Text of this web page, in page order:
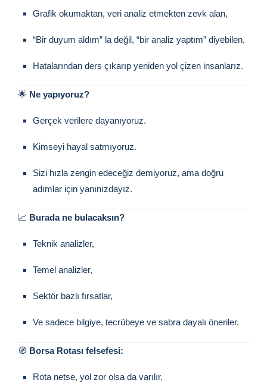
Grafik okumaktan, veri analiz etmekten zevk alan,
“Bir duyum aldım” la değil, “bir analiz yaptım” diyebilen,
Hatalarından ders çıkarıp yeniden yol çizen insanlarız.
🌟 Ne yapıyoruz?
Gerçek verilere dayanıyoruz.
Kimseyi hayal satmıyoruz.
Sizi hızla zengin edeceğiz demiyoruz, ama doğru
adımlar için yanınızdayız.
📈 Burada ne bulacaksın?
Teknik analizler,
Temel analizler,
Sektör bazlı fırsatlar,
Ve sadece bilgiye, tecrübeye ve sabra dayalı öneriler.
🧭 Borsa Rotası felsefesi:
Rota netse, yol zor olsa da varılır.